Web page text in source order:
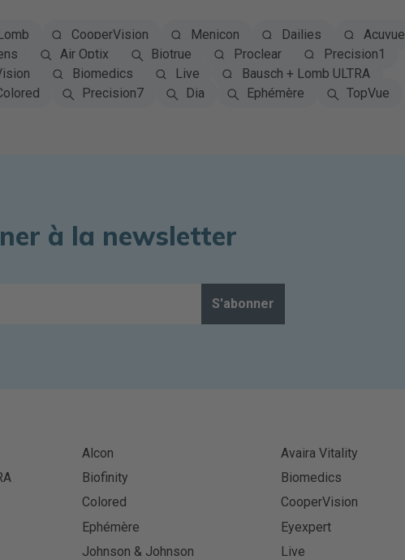
CooperVision Menicon Dailies
Acuvue
Air Optix Biotrue Proclear
Precision1
Biomedics Live
Bausch + Lomb ULTRA
Precision7 Dia Ephémère
TopVue
à la newsletter
S'abonner
Alcon
Avaira Vitality
Biofinity
Biomedics
Colored
CooperVision
Ephémère
Eyexpert
Johnson & Johnson
Live